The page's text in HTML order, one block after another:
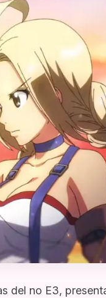
del no E3,